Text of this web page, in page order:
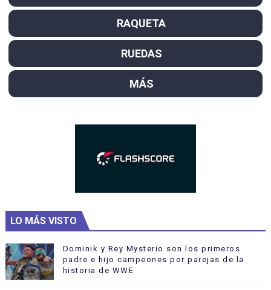
RAQUETA
RUEDAS
MÁS
LO MÁS VISTO
Dominik y Rey Mysterio son los primeros
padre e hijo campeones por parejas de la
historia de WWE